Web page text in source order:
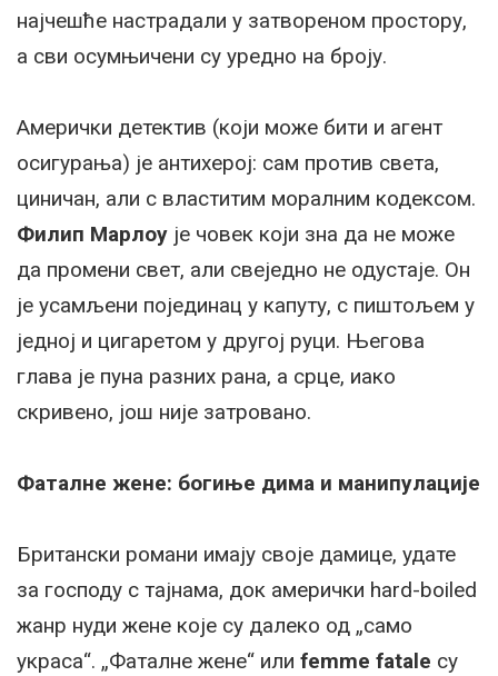
најчешће настрадали у затвореном простору,
а сви осумњичени су уредно на броју.
Амерички детектив (који може бити и агент
осигурања) је антихерој: сам против света,
циничан, али с властитим моралним кодексом.
Филип Марлоу је човек који зна да не може
да промени свет, али свеједно не одустаје. Он
је усамљени појединац у капуту, с пиштољем у
једној и цигаретом у другој руци. Његова
глава је пуна разних рана, а срце, иако
скривено, још није затровано.
Фаталне жене: богиње дима и манипулације
Британски романи имају своје дамице, удате
за господу с тајнама, док амерички hard-boiled
жанр нуди жене које су далеко од „само
украса“. „Фаталне жене“ или femme fatale су